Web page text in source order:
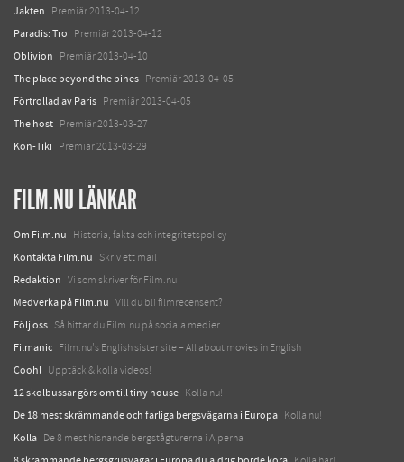
Jakten Premiär 2013-04-12
Paradis: Tro Premiär 2013-04-12
Oblivion Premiär 2013-04-10
The place beyond the pines Premiär 2013-04-05
Förtrollad av Paris Premiär 2013-04-05
The host Premiär 2013-03-27
Kon-Tiki Premiär 2013-03-29
FILM.NU LÄNKAR
Om Film.nu Historia, fakta och integritetspolicy
Kontakta Film.nu Skriv ett mail
Redaktion Vi som skriver för Film.nu
Medverka på Film.nu Vill du bli filmrecensent?
Följ oss Så hittar du Film.nu på sociala medier
Filmanic Film.nu's English sister site – All about movies in English
Coohl Upptäck & kolla videos!
12 skolbussar görs om till tiny house Kolla nu!
De 18 mest skrämmande och farliga bergsvägarna i Europa Kolla nu!
Kolla De 8 mest hisnande bergstågturerna i Alperna